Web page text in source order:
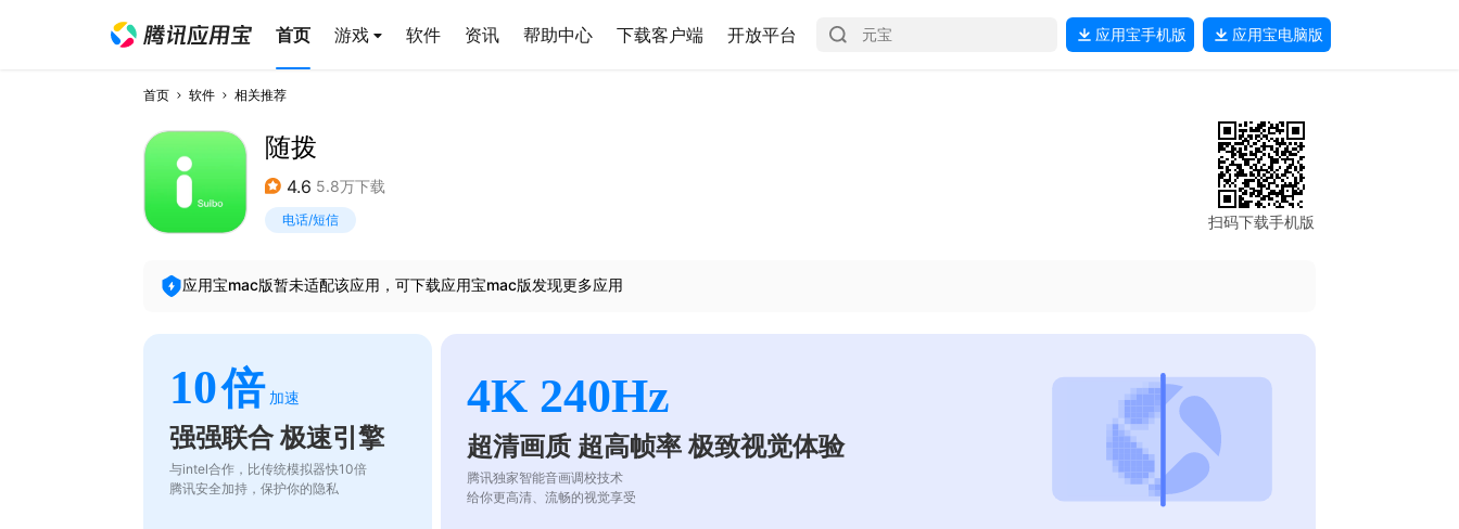
首页 游戏 软件 资讯 帮助中心 下载客户端 开放平台 应用宝手机版 应用宝电脑版
首页 软件 相关推荐
随拨
4.6 5.8万下载
电话/短信 扫码下载手机版
应用宝mac版暂未适配该应用，可下载应用宝mac版发现更多应用
10倍 加速
强强联合 极速引擎
与intel合作，比传统模拟器快10倍
腾讯安全加持，保护你的隐私
4K 240Hz
超清画质 超高帧率 极致视觉体验
腾讯独家智能音画调校技术
给你更高清、流畅的视觉享受